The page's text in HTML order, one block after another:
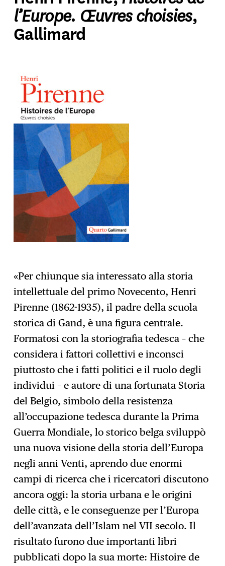
l’Europe. Œuvres choisies,
Gallimard
«Per chiunque sia interessato alla storia
intellettuale del primo Novecento, Henri
Pirenne (1862-1935), il padre della scuola
storica di Gand, è una figura centrale.
Formatosi con la storiografia tedesca – che
considera i fattori collettivi e inconsci
piuttosto che i fatti politici e il ruolo degli
individui – e autore di una fortunata Storia
del Belgio, simbolo della resistenza
all’occupazione tedesca durante la Prima
Guerra Mondiale, lo storico belga sviluppò
una nuova visione della storia dell’Europa
negli anni Venti, aprendo due enormi
campi di ricerca che i ricercatori discutono
ancora oggi: la storia urbana e le origini
delle città, e le conseguenze per l’Europa
dell’avanzata dell’Islam nel VII secolo. Il
risultato furono due importanti libri
pubblicati dopo la sua morte: Histoire de